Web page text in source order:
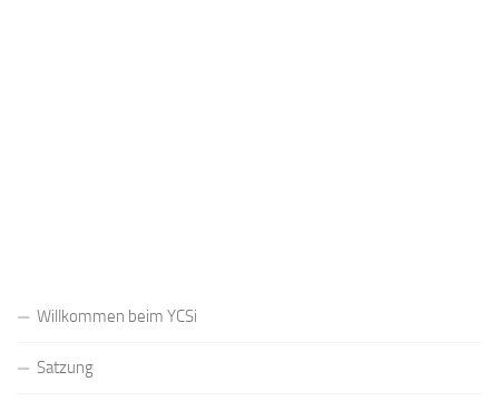
Willkommen beim YCSi
Satzung